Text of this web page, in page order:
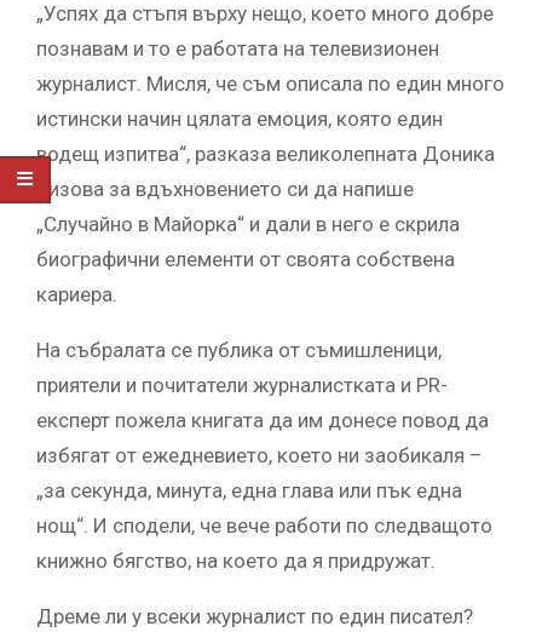
„Успях да стъпя върху нещо, което много добре
познавам и то е работата на телевизионен
журналист. Мисля, че съм описала по един много
истински начин цялата емоция, която един
водещ изпитва“, разказа великолепната Доника
Ризова за вдъхновението си да напише
„Случайно в Майорка“ и дали в него е скрила
биографични елементи от своята собствена
кариера.
На събралата се публика от съмишленици,
приятели и почитатели журналистката и PR-
експерт пожела книгата да им донесе повод да
избягат от ежедневието, което ни заобикаля –
„за секунда, минута, една глава или пък една
нощ“. И сподели, че вече работи по следващото
книжно бягство, на което да я придружат.
Дреме ли у всеки журналист по един писател?